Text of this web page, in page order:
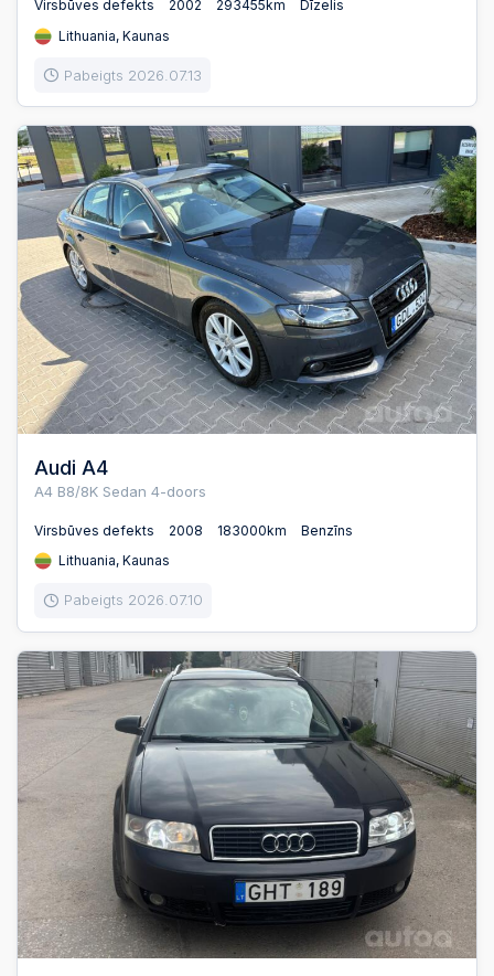
Virsbūves defekts 2002 293455km
Dīzelis
Lithuania, Kaunas
Pabeigts 2026.07.13
Audi A4
A4 B8/8K Sedan 4-doors
Virsbūves defekts 2008 183000km
Benzīns
Lithuania, Kaunas
Pabeigts 2026.07.10